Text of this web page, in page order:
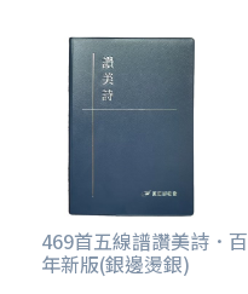
469首五線譜讚美詩．百
年新版(銀邊燙銀)